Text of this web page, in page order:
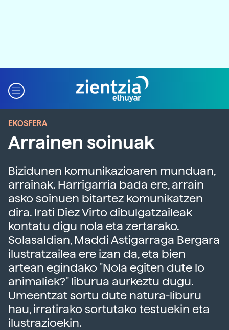
EKOSFERA
Arrainen soinuak
Bizidunen komunikazioaren munduan,
arrainak. Harrigarria bada ere, arrain
asko soinuen bitartez komunikatzen
dira. Irati Diez Virto dibulgatzaileak
kontatu digu nola eta zertarako.
Solasaldian, Maddi Astigarraga Bergara
ilustratzailea ere izan da, eta bien
artean egindako "Nola egiten dute lo
animaliek?" liburua aurkeztu dugu.
Umeentzat sortu dute natura-liburu
hau, irratirako sortutako testuekin eta
ilustrazioekin.